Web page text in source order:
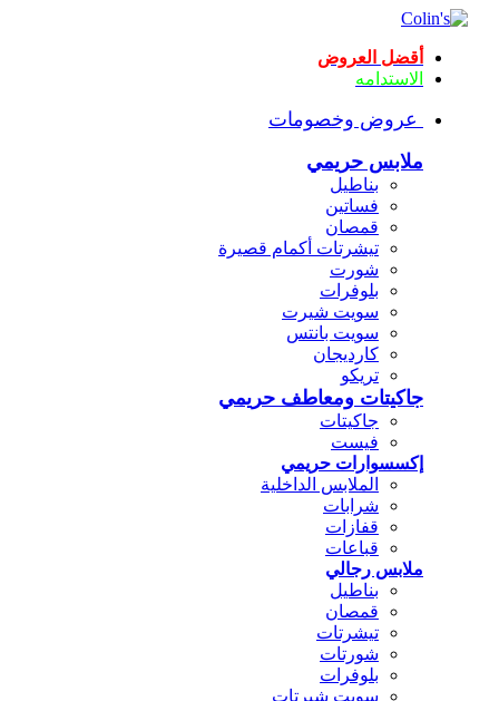
أقضل العروض
الاستدامه
عروض وخصومات
ملابس حريمي
بناطيل
فساتين
قمصان
تيشرتات أكمام قصيرة
شورت
بلوفرات
سويت شيرت
سويت بانتس
كارديجان
تريكو
جاكيتات ومعاطف حريمي
جاكيتات
فيست
إكسسوارات حريمي
الملابس الداخلية
شرابات
قفازات
قباعات
ملابس رجالي
بناطيل
قمصان
تيشرتات
شورتات
بلوفرات
سويت شيرتات